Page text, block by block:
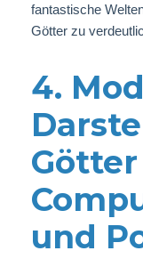
fantastische
Götter zu
4.
und